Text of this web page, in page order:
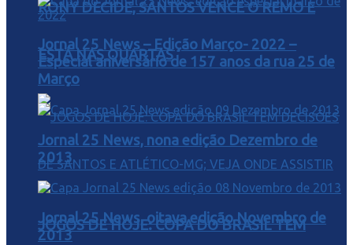
RONY DECIDE, SANTOS VENCE O REMO E
ESTÁ NAS QUARTAS
JOGOS DE HOJE: COPA DO BRASIL TEM
Jornal 25 News – Edição Março- 2022 –
Especial aniversário de 157 anos da rua 25 de
Março
Jornal 25 News, nona edição Dezembro de
2013
Jornal 25 News, oitava edição Novembro de
2013